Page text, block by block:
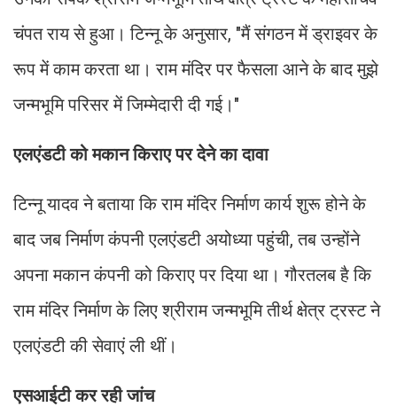
चंपत राय से हुआ। टिन्नू के अनुसार, "मैं संगठन में ड्राइवर के
रूप में काम करता था। राम मंदिर पर फैसला आने के बाद मुझे
जन्मभूमि परिसर में जिम्मेदारी दी गई।"
एलएंडटी को मकान किराए पर देने का दावा
टिन्नू यादव ने बताया कि राम मंदिर निर्माण कार्य शुरू होने के
बाद जब निर्माण कंपनी एलएंडटी अयोध्या पहुंची, तब उन्होंने
अपना मकान कंपनी को किराए पर दिया था। गौरतलब है कि
राम मंदिर निर्माण के लिए श्रीराम जन्मभूमि तीर्थ क्षेत्र ट्रस्ट ने
एलएंडटी की सेवाएं ली थीं।
एसआईटी कर रही जांच